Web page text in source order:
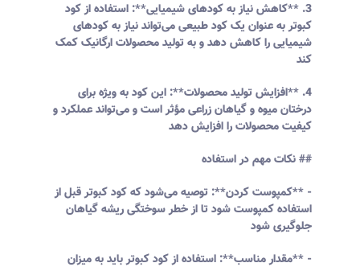
3. **کاهش نیاز به کودهای شیمیایی**: استفاده از کود
کبوتر به عنوان یک کود طبیعی می‌تواند نیاز به کودهای
شیمیایی را کاهش دهد و به تولید محصولات ارگانیک کمک
کند
4. **افزایش تولید محصولات**: این کود به ویژه برای
درختان میوه و گیاهان زراعی مؤثر است و می‌تواند عملکرد و
کیفیت محصولات را افزایش دهد
## نکات مهم در استفاده
- **کمپوست کردن**: توصیه می‌شود که کود کبوتر قبل از
استفاده کمپوست شود تا از خطر سوختگی ریشه گیاهان
جلوگیری شود
- **مقدار مناسب**: استفاده از کود کبوتر باید به میزان